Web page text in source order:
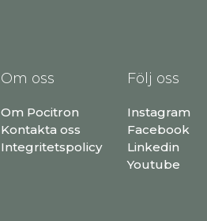
Om oss
Om Pocitron
Kontakta oss
Integritetspolicy
Följ oss
Instagram
Facebook
Linkedin
Youtube